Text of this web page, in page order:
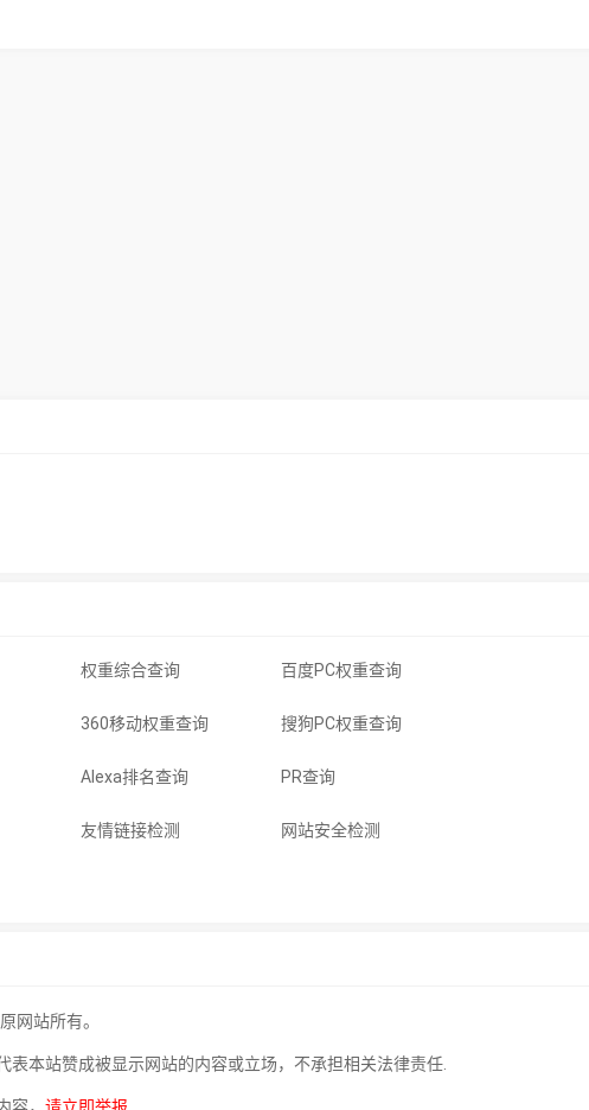
权重综合查询 百度PC权重查询
360移动权重查询 搜狗PC权重查询
Alexa排名查询 PR查询
友情链接检测 网站安全检测
网站所有。
本站赞成被显示网站的内容或立场，不承担相关法律责任.